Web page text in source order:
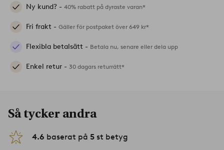
Ny kund? - 40% rabatt på dyraste varan*
Fri frakt - Gäller för postpaket över 649 kr*
Flexibla betalsätt - Betala nu, senare eller dela upp
Enkel retur - 30 dagars returrätt*
Så tycker andra
4.6 baserat på 5 st betyg